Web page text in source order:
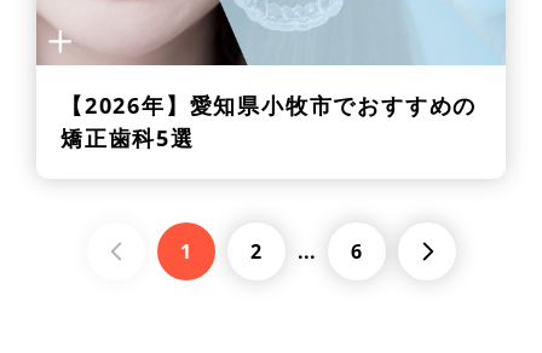
【2026年】 愛知県小牧市でおすすめの
矯正歯科5選
1 2 ... 6